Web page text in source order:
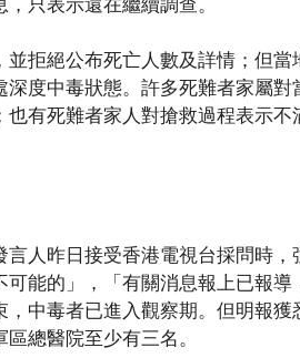
拒絕公布死亡人數及詳情；但
度中毒狀態。許多死難者家屬對
有死難者家人對搶救過程表示
人昨日接受香港電視台採問時
可能的」，「有關消息報上已報
中毒者已進入觀察期。但明報獲
總醫院至少有三名。